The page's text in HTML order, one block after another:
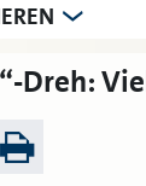
Dreh: